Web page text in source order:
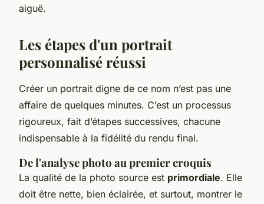
aiguë.
Les étapes d'un portrait
personnalisé réussi
Créer un portrait digne de ce nom n’est pas une
affaire de quelques minutes. C’est un processus
rigoureux, fait d’étapes successives, chacune
indispensable à la fidélité du rendu final.
De l'analyse photo au premier croquis
La qualité de la photo source est primordiale. Elle
doit être nette, bien éclairée, et surtout, montrer le